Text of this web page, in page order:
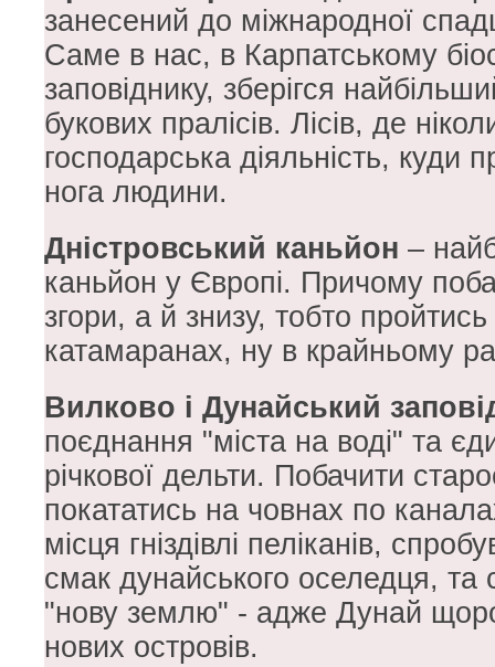
занесений до міжнародної
Саме в нас, в Карпатському
заповіднику, зберігся
букових пралісів. Лісів, де
господарська діяльність, куди
нога людини.
Дністровський каньйон –
каньйон у Європі. Причому
згори, а й знизу, тобто
катамаранах, ну в крайньому
Вилково і Дунайський
поєднання "міста на воді" та
річкової дельти. Побачити
покататись на човнах по
місця гніздівлі пеліканів,
смак дунайського оселедця, та
"нову землю" - адже Дунай
нових островів.